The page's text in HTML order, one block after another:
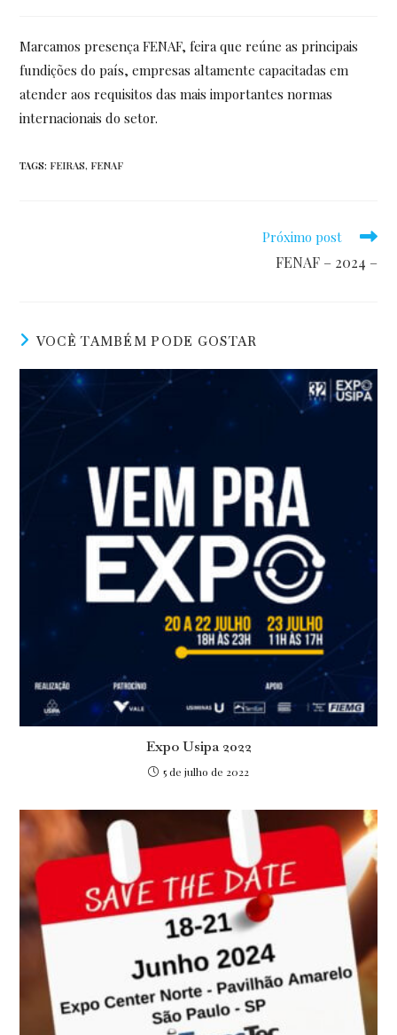
Marcamos presença FENAF, feira que reúne as principais
fundições do país, empresas altamente capacitadas em
atender aos requisitos das mais importantes normas
internacionais do setor.
TAGS: FEIRAS, FENAF
Próximo post
FENAF – 2024 –
VOCÊ TAMBÉM PODE GOSTAR
Expo Usipa 2022
5 de julho de 2022